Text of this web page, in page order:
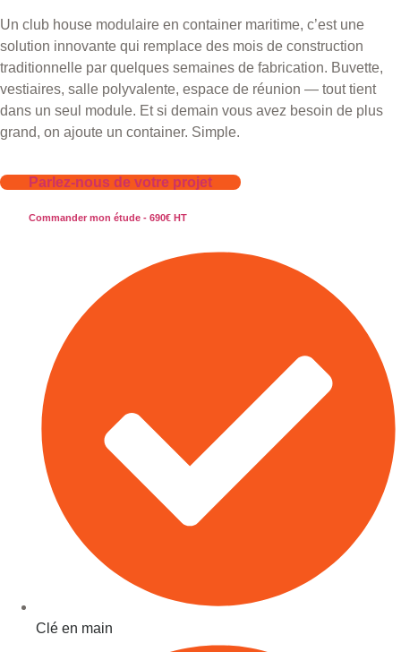
Un club house modulaire en container maritime, c’est une
solution innovante qui remplace des mois de construction
traditionnelle par quelques semaines de fabrication. Buvette,
vestiaires, salle polyvalente, espace de réunion — tout tient
dans un seul module. Et si demain vous avez besoin de plus
grand, on ajoute un container. Simple.
Parlez-nous de votre projet
Commander mon étude - 690€ HT
Clé en main